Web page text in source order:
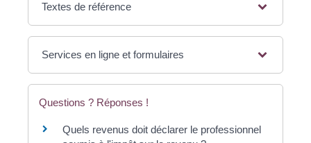
Textes de référence
Services en ligne et formulaires
Questions ? Réponses !
Quels revenus doit déclarer le professionnel